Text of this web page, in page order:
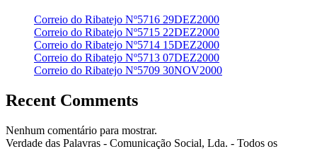
Correio do Ribatejo Nº5716 29DEZ2000
Correio do Ribatejo Nº5715 22DEZ2000
Correio do Ribatejo Nº5714 15DEZ2000
Correio do Ribatejo Nº5713 07DEZ2000
Correio do Ribatejo Nº5709 30NOV2000
Recent Comments
Nenhum comentário para mostrar.
Verdade das Palavras - Comunicação Social, Lda. - Todos os